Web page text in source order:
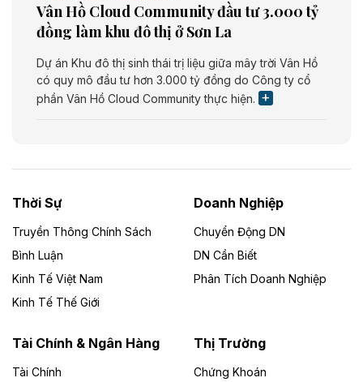
Vân Hồ Cloud Community đầu tư 3.000 tỷ
đồng làm khu đô thị ở Sơn La
Dự án Khu đô thị sinh thái trị liệu giữa mây trời Vân Hồ
có quy mô đầu tư hơn 3.000 tỷ đồng do Công ty cổ
phần Vân Hồ Cloud Community thực hiện.
Dự án Nhà máy xử lý rác và phát điện Bắc Giang do
Công ty TNHH Năng lượng môi trường Bắc Giang làm
Theo vietnamfinance.vn
Đức Long Gia Lai mở rộng ‘hệ sinh thái’
Lai
Bốn doanh nghiệp có sự góp vốn của Công ty Cổ
Thời Sự
Truyền Thông Chính Sách
Bình Luận
Kinh Tế Việt Nam
Kinh Tế Thế Giới
Doanh Nghiệp
Chuyển Động DN
DN Cần Biết
Phân Tích Doanh Nghiệp
Tài Chính & Ngân Hàng
Tài Chính
Thị Trường
Chứng Khoán